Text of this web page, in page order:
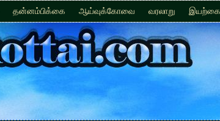
தன்னம்பிக்கை ஆய்வுக்கோவை வரலாறு இயற்கை